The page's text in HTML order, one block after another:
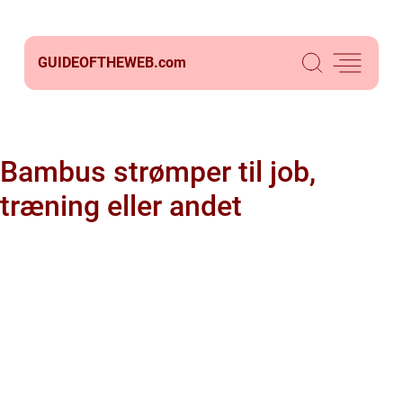
GUIDEOFTHEWEB.com
Bambus strømper til job,
træning eller andet